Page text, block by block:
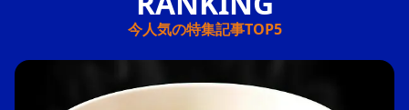
今人気の特集記事TOP5